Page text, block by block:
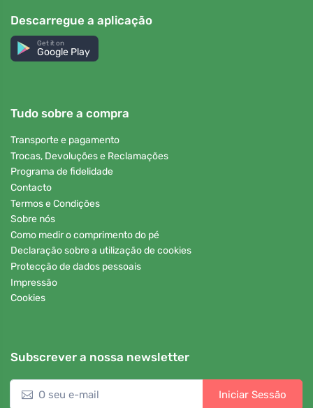
Descarregue a aplicação
Get it on
Google Play
Tudo sobre a compra
Transporte e pagamento
Trocas, Devoluções e Reclamações
Programa de fidelidade
Contacto
Termos e Condições
Sobre nós
Como medir o comprimento do pé
Declaração sobre a utilização de cookies
Protecção de dados pessoais
Impressão
Cookies
Subscrever a nossa newsletter
Iniciar Sessão